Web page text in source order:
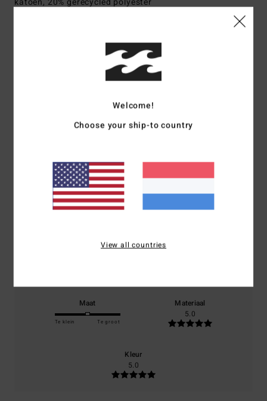
Bezorging & Retour
Reviews van klanten
5.0
gebaseerd op1 geverifieerde beoordelingensinds maart 2026
Prijs-kwaliteitverhouding
Maat
Te klein Te groot
Materiaal
5.0
Kleur
5.0
Welcome!
Choose your ship-to country
View all countries